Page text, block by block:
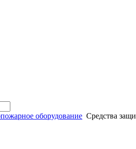
оборудование Средства